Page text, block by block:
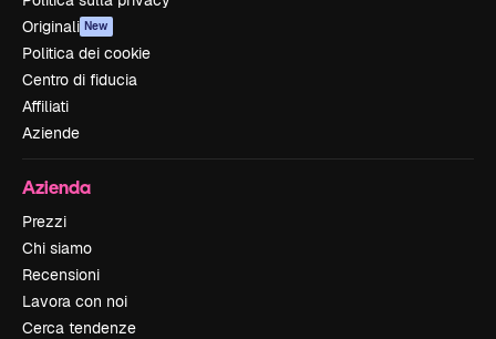
Originali New
Politica dei cookie
Centro di fiducia
Affiliati
Aziende
Azienda
Prezzi
Chi siamo
Recensioni
Lavora con noi
Cerca tendenze